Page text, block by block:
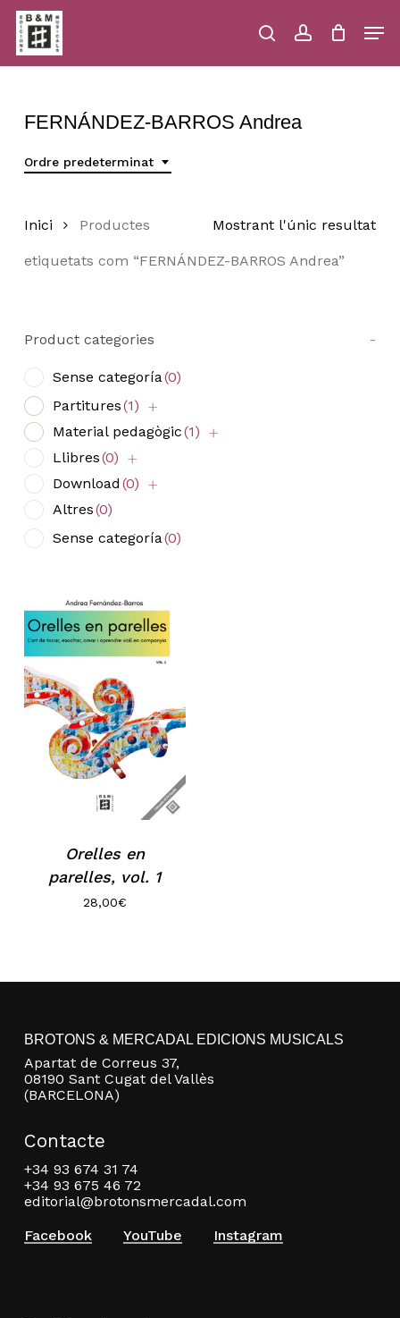
Skip
main
content
searchaccount
Close
FERNÁNDEZ-BARROS Andrea
Ordre predeterminat
Mostrant l'únic resultat
Inici Productes
etiquetats com “FERNÁNDEZ-BARROS Andrea”
Product categories -
Sense categoría(0)
Partitures(1)
Material pedagògic(1)
Llibres(0)
Download (0)
Altres(0)
Sense categoría(0)
Orelles en
parelles, vol. 1
28,00€
BROTONS & MERCADAL EDICIONS MUSICALS
Apartat de Correus 37,
08190 Sant Cugat del Vallès
(BARCELONA)
Contacte
+34 93 674 31 74
+34 93 675 46 72
editorial@brotonsmercadal.com
Facebook
YouTube Instagram
Menu